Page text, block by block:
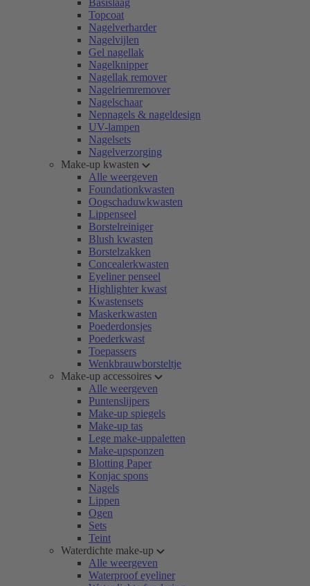
Basislaag
Topcoat
Nagelverharder
Nagelvijlen
Gel nagellak
Nagelknipper
Nagellak remover
Nagelriemremover
Nagelschaar
Nepnagels & nageldesign
UV-lampen
Nagelsets
Nagelverzorging
Make-up kwasten
Alle weergeven
Foundationkwasten
Oogschaduwkwasten
Lippenseel
Borstelreiniger
Blush kwasten
Borstelzakken
Concealerkwasten
Eyeliner penseel
Highlighter kwast
Kwastensets
Maskerkwasten
Poederdonsjes
Poederkwast
Toepassers
Wenkbrauwborsteltje
Make-up accessoires
Alle weergeven
Puntenslijpers
Make-up spiegels
Make-up tas
Lege make-uppaletten
Make-upsponzen
Blotting Paper
Konjac spons
Nagels
Lippen
Ogen
Sets
Teint
Waterdichte make-up
Alle weergeven
Waterproof eyeliner